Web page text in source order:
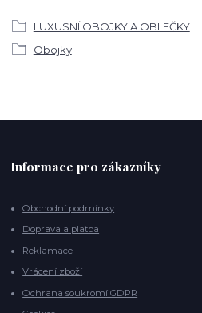
LUXUSNÍ OBOJKY A OBLEČKY
Obojky
Informace pro zákazníky
Obchodní podmínky
Doprava a platba
Reklamace
Vrácení zboží
Ochrana soukromí GDPR